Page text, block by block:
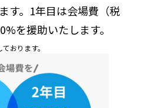
す。1年目は会場費（税
を援助いたします。
おります。